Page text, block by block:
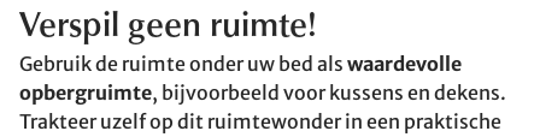
Verspil geen ruimte!
Gebruik de ruimte onder uw bed als waardevolle
opbergruimte, bijvoorbeeld voor kussens en dekens.
Trakteer uzelf op dit ruimtewonder in een praktische